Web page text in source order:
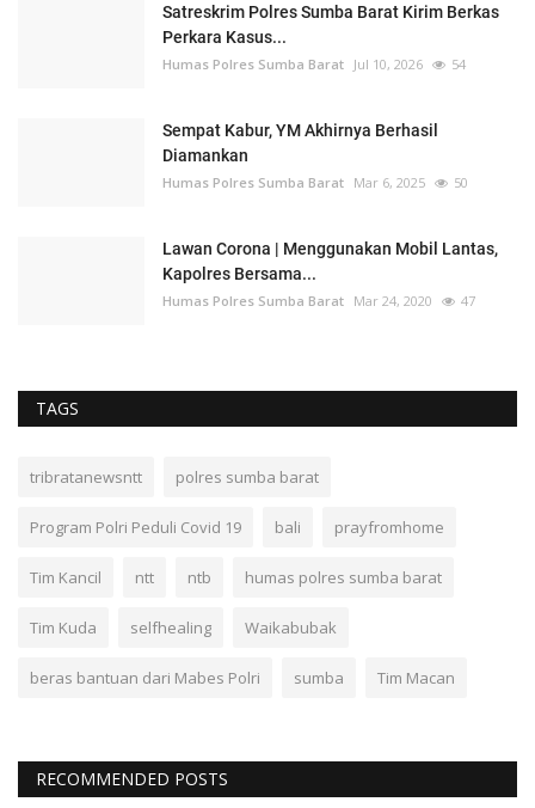
Satreskrim Polres Sumba Barat Kirim Berkas
Perkara Kasus...
Humas Polres Sumba Barat Jul 10, 2026 54
Sempat Kabur, YM Akhirnya Berhasil
Diamankan
Humas Polres Sumba Barat Mar 6, 2025 50
Lawan Corona | Menggunakan Mobil Lantas,
Kapolres Bersama...
Humas Polres Sumba Barat Mar 24, 2020 47
TAGS
tribratanewsntt polres sumba barat
Program Polri Peduli Covid 19 bali prayfromhome
Tim Kancil ntt ntb humas polres sumba barat
Tim Kuda selfhealing Waikabubak
beras bantuan dari Mabes Polri sumba Tim Macan
RECOMMENDED POSTS